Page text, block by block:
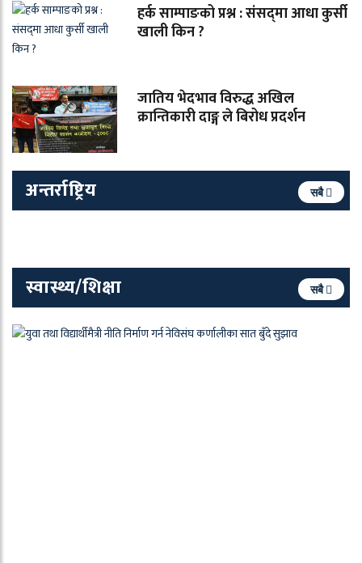
हर्क साम्पाङको प्रश्न : संसद्‌मा आधा कुर्सी
खाली किन ?
जातिय भेदभाव विरुद्ध अखिल
क्रान्तिकारी दाङ्ग ले बिरोध प्रदर्शन
अन्तर्राष्ट्रिय सबै
स्वास्थ्य/शिक्षा सबै